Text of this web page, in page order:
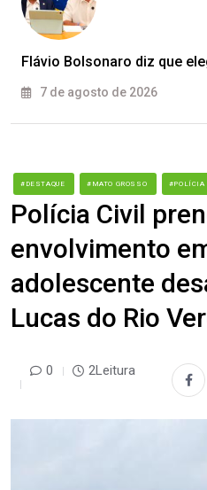
Flávio Bolsonaro diz que
7 de agosto de 2026
#DESTAQUE #MATO GROSSO #POLÍCIA
Polícia Civil
envolvimento
adolescente
Lucas do Rio
0 2Leitura